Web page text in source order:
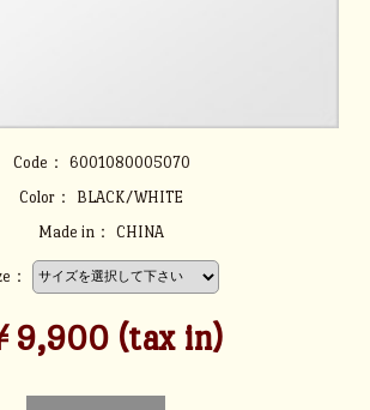
Code：
6001080005070
Color：
BLACK/WHITE
Made in：
CHINA
：
9,900 (tax in)